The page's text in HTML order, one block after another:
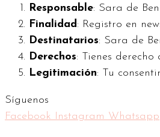
Responsable: Sara de
Finalidad: Registro en
Destinatarios: Sara de
Derechos: Tienes
Legitimación: Tu
Síguenos
Facebook Instagram Whatsapp